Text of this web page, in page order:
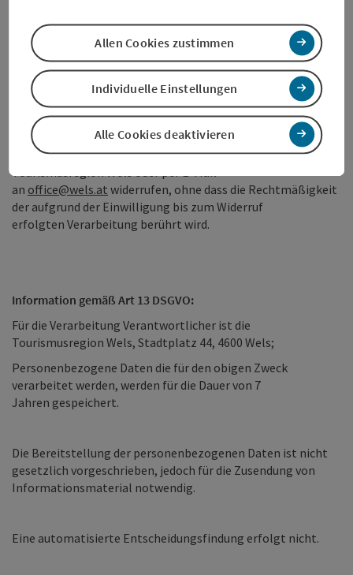
Ich stimme zu, dass meine persönlichen Daten durch die
"Tourismusverband Region Wels, Stadtplatz 44, 4600 Wels"
automationsunterstützt verarbeitet werden, zum Zweck
der Zusendung von Informationsmaterial über die Business
Touristik Wels.
Diese Zustimmung kann ich jederzeit mittels Brief an die
Tourismusregion Wels oder per E-Mail
an office@wels.at widerrufen, ohne dass die Rechtmäßigkeit
der aufgrund der Einwilligung bis zum Widerruf
erfolgten Verarbeitung berührt wird.
Information gemäß Art 13 DSGVO:
Für die Verarbeitung Verantwortlicher ist die
Tourismusregion Wels, Stadtplatz 44, 4600 Wels;
Personenbezogene Daten die für den obigen Zweck
verarbeitet werden, werden für die Dauer von 7
Jahren gespeichert.
Die Bereitstellung der personenbezogenen Daten ist nicht
gesetzlich vorgeschrieben, jedoch für die Zusendung von
Informationsmaterial notwendig.
Eine automatisierte Entscheidungsfindung erfolgt nicht.
Alle Cookies deaktivieren
Individuelle Einstellungen
Allen Cookies zustimmen